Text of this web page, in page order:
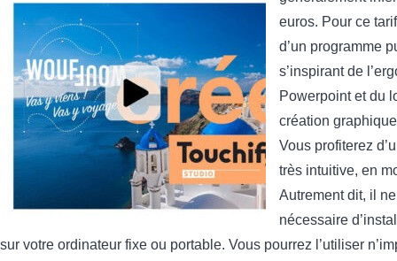
euros. Pour ce
d’un programme
s’inspirant de
Powerpoint et du
création
Vous profiterez
très intuitive, en
Autrement dit, il
nécessaire
sur votre ordinateur fixe ou portable. Vous pourrez l’utiliser